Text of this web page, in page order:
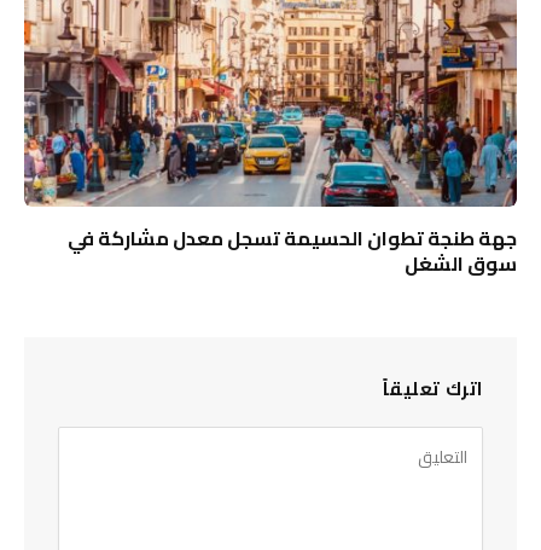
جهة طنجة تطوان الحسيمة تسجل معدل مشاركة في
سوق الشغل
اترك تعليقاً